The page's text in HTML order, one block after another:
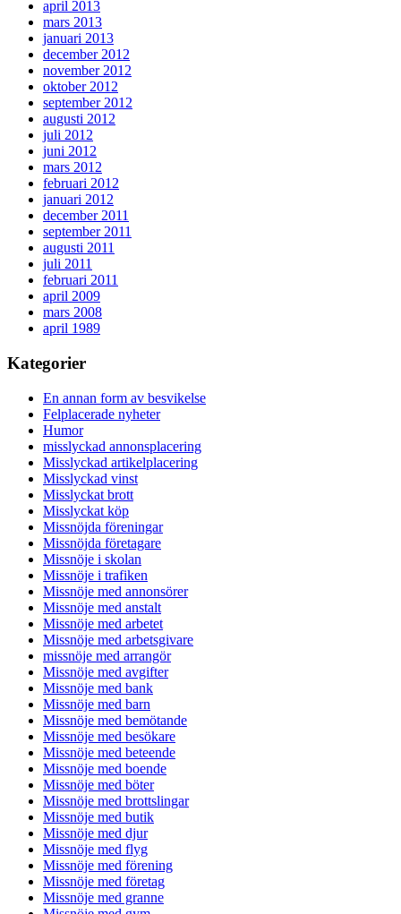
april 2013
mars 2013
januari 2013
december 2012
november 2012
oktober 2012
september 2012
augusti 2012
juli 2012
juni 2012
mars 2012
februari 2012
januari 2012
december 2011
september 2011
augusti 2011
juli 2011
februari 2011
april 2009
mars 2008
april 1989
Kategorier
En annan form av besvikelse
Felplacerade nyheter
Humor
misslyckad annonsplacering
Misslyckad artikelplacering
Misslyckad vinst
Misslyckat brott
Misslyckat köp
Missnöjda föreningar
Missnöjda företagare
Missnöje i skolan
Missnöje i trafiken
Missnöje med annonsörer
Missnöje med anstalt
Missnöje med arbetet
Missnöje med arbetsgivare
missnöje med arrangör
Missnöje med avgifter
Missnöje med bank
Missnöje med barn
Missnöje med bemötande
Missnöje med besökare
Missnöje med beteende
Missnöje med boende
Missnöje med böter
Missnöje med brottslingar
Missnöje med butik
Missnöje med djur
Missnöje med flyg
Missnöje med förening
Missnöje med företag
Missnöje med granne